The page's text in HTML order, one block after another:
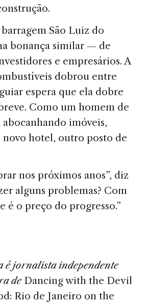
São Luiz do
bonança similar — de
e empresários. A
dobrou entre
espera que ela dobre
Como um homem de
abocanhando imóveis,
hotel, outro posto de
nos próximos anos”, diz
alguns problemas? Com
é o preço do progresso.”
é jornalista independente
de Dancing with the Devil
Rio de Janeiro on the